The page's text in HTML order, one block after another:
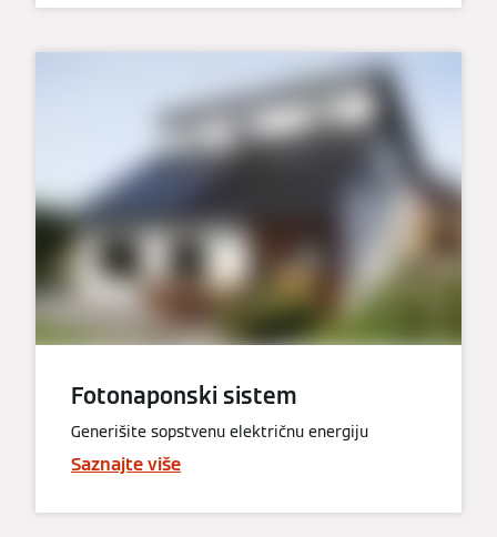
Fotonaponski sistem
Generišite sopstvenu električnu energiju
Saznajte više